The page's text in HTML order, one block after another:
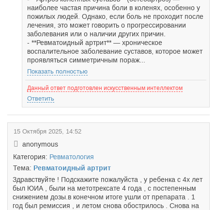
наиболее частая причина боли в коленях, особенно у
пожилых людей. Однако, если боль не проходит после
лечения, это может говорить о прогрессировании
заболевания или о наличии других причин.
- **Ревматоидный артрит** — хроническое
воспалительное заболевание суставов, которое может
проявляться симметричным пораж...
Показать полностью
Данный ответ подготовлен искусственным интеллектом
Ответить
15 Октября 2025, 14:52
anonymous
Категория: Ревматология
Тема: Ревматоидный артрит
Здравствуйте ! Подскажите пожалуйста , у ребенка с 4х лет
был ЮИА , были на метотрексате 4 года , с постепенным
снижением дозы.в конечном итоге ушли от препарата . 1
год был ремиссия , и летом снова обострилось . Снова на